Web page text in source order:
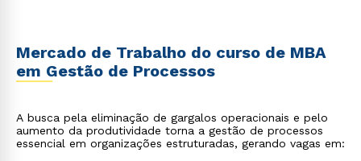
Mercado de Trabalho do curso de MBA
em Gestão de Processos
A busca pela eliminação de gargalos operacionais e pelo
aumento da produtividade torna a gestão de processos
essencial em organizações estruturadas, gerando vagas em: